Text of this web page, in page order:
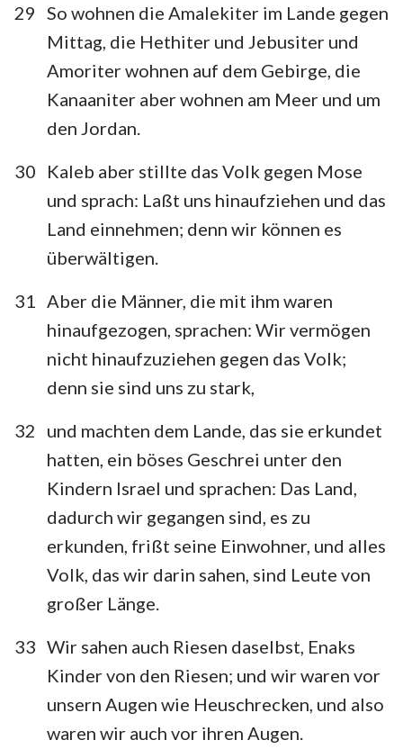
29 So wohnen die Amalekiter im Lande gegen
Mittag, die Hethiter und Jebusiter und
Amoriter wohnen auf dem Gebirge, die
Kanaaniter aber wohnen am Meer und um
den Jordan.
30
Kaleb aber stillte das Volk gegen Mose
und sprach: Laßt uns hinaufziehen und das
Land einnehmen; denn wir können es
überwältigen.
31
Aber die Männer, die mit ihm waren
hinaufgezogen, sprachen: Wir vermögen
nicht hinaufzuziehen gegen das Volk;
denn sie sind uns zu stark,
32
und machten dem Lande, das sie erkundet
hatten, ein böses Geschrei unter den
Kindern Israel und sprachen: Das Land,
dadurch wir gegangen sind, es zu
erkunden, frißt seine Einwohner, und alles
Volk, das wir darin sahen, sind Leute von
großer Länge.
33 Wir sahen auch Riesen daselbst, Enaks
Kinder von den Riesen; und wir waren vor
unsern Augen wie Heuschrecken, und also
waren wir auch vor ihren Augen.